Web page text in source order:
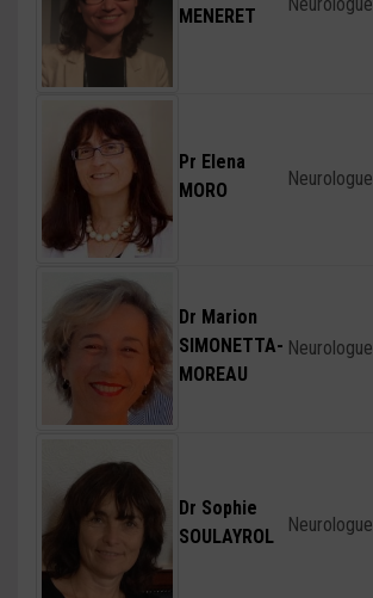
MENERET
Pr Elena
MORO
Neurologue
Dr Marion
SIMONETTA-
MOREAU
Neurologue
Dr Sophie
SOULAYROL
Neurologue